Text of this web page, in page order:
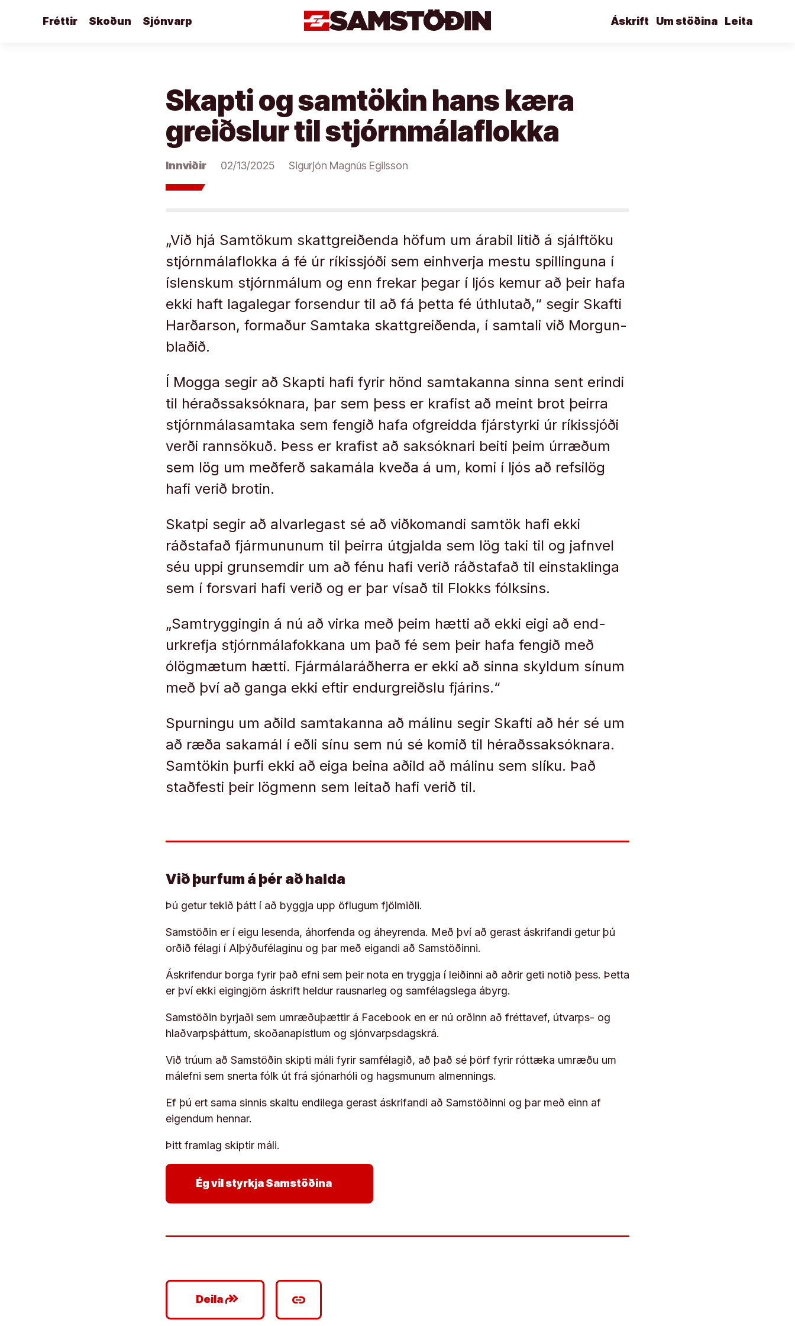
Fréttir Skoðun Sjónvarp Leita
Um stöðina
Áskrift
Skapti og samtökin hans kæra
greiðslur til stjórnmálaflokka
Innviðir 02/13/2025 Sigurjón Magnús Egilsson
„Við hjá Sam­tök­um skatt­greiðenda höf­um um ára­bil litið á sjálf­töku
stjórn­mála­flokka á fé úr rík­is­sjóði sem ein­hverja mestu spill­ing­una í
ís­lensk­um stjórn­mál­um og enn frek­ar þegar í ljós kem­ur að þeir hafa
ekki haft laga­leg­ar for­send­ur til að fá þetta fé út­hlutað,“ seg­ir Skafti
Harðar­son, formaður Sam­taka skatt­greiðenda, í sam­tali við Morg­un­
blaðið.
Í Mogga segir að Skapti hafi fyr­ir hönd sam­tak­anna sinna sent er­indi
til héraðssak­sókn­ara, þar sem þess er kraf­ist að meint brot þeirra
stjórn­mála­sam­taka sem fengið hafa of­greidda fjár­styrki úr rík­is­sjóði
verði rann­sökuð. Þess er kraf­ist að sak­sókn­ari beiti þeim úrræðum
sem lög um meðferð saka­mála kveða á um, komi í ljós að refsi­lög
hafi verið brot­in.
Skatpi seg­ir að al­var­leg­ast sé að viðkom­andi sam­tök hafi ekki
ráðstafað fjár­mun­un­um til þeirra út­gjalda sem lög taki til og jafn­vel
séu uppi grun­semd­ir um að fénu hafi verið ráðstafað til ein­stak­linga
sem í for­svari hafi verið og er þar vísað til Flokks fólks­ins.
„Sam­trygg­ing­in á nú að virka með þeim hætti að ekki eigi að end­
urkrefja stjórn­mála­fokk­ana um það fé sem þeir hafa fengið með
ólög­mæt­um hætti. Fjár­málaráðherra er ekki að sinna skyld­um sín­um
með því að ganga ekki eft­ir end­ur­greiðslu fjár­ins.“
Spurn­ingu um aðild sam­tak­anna að mál­inu seg­ir Skafti að hér sé um
að ræða saka­mál í eðli sínu sem nú sé komið til héraðssak­sókn­ara.
Sam­tök­in þurfi ekki að eiga beina aðild að mál­inu sem slíku. Það
staðfesti þeir lög­menn sem leitað hafi verið til.
Við þurfum á þér að halda
Þú getur tekið þátt í að byggja upp öflugum fjölmiðli.
Samstöðin er í eigu lesenda, áhorfenda og áheyrenda. Með því að gerast áskrifandi getur þú
orðið félagi í Alþýðufélaginu og þar með eigandi að Samstöðinni.
Áskrifendur borga fyrir það efni sem þeir nota en tryggja í leiðinni að aðrir geti notið þess. Þetta
er því ekki eigingjörn áskrift heldur rausnarleg og samfélagslega ábyrg.
Samstöðin byrjaði sem umræðuþættir á Facebook en er nú orðinn að fréttavef, útvarps- og
hlaðvarpsþáttum, skoðanapistlum og sjónvarpsdagskrá.
Við trúum að Samstöðin skipti máli fyrir samfélagið, að það sé þörf fyrir róttæka umræðu um
málefni sem snerta fólk út frá sjónarhóli og hagsmunum almennings.
Ef þú ert sama sinnis skaltu endilega gerast áskrifandi að Samstöðinni og þar með einn af
eigendum hennar.
Þitt framlag skiptir máli.
Ég vil styrkja Samstöðina
Deilagoogle_plus_reshare link